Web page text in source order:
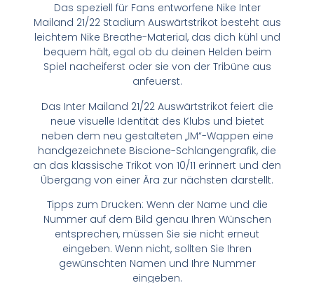
Das speziell für Fans entworfene Nike Inter
Mailand 21/22 Stadium Auswärtstrikot besteht aus
leichtem Nike Breathe-Material, das dich kühl und
bequem hält, egal ob du deinen Helden beim
Spiel nacheiferst oder sie von der Tribüne aus
anfeuerst.
Das Inter Mailand 21/22 Auswärtstrikot feiert die
neue visuelle Identität des Klubs und bietet
neben dem neu gestalteten „IM“-Wappen eine
handgezeichnete Biscione-Schlangengrafik, die
an das klassische Trikot von 10/11 erinnert und den
Übergang von einer Ära zur nächsten darstellt.
Tipps zum Drucken: Wenn der Name und die
Nummer auf dem Bild genau Ihren Wünschen
entsprechen, müssen Sie sie nicht erneut
eingeben. Wenn nicht, sollten Sie Ihren
gewünschten Namen und Ihre Nummer
eingeben.